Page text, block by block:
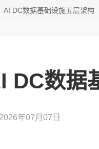
AI DC数据基础设施五层架构
DC数据
2026年07月07日